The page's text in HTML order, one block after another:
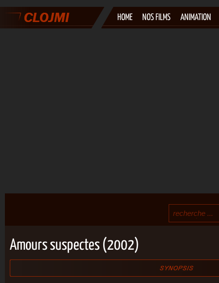
HOME NOS FILMS ANIMATION
Amours suspectes (2002)